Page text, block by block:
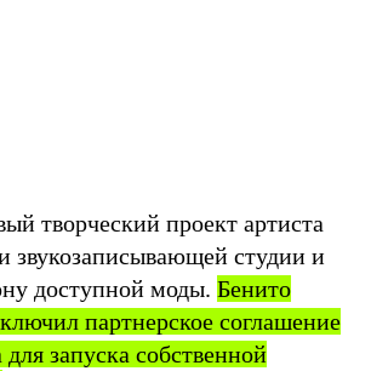
творческий проект артиста
звукозаписывающей студии и
доступной моды. Бенито
партнерское соглашение
для запуска собственной